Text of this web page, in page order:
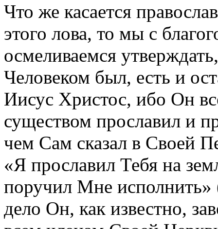
Что же касается
этого лова, то мы с
осмеливаемся
Человеком был, есть и
Иисус Христос, ибо Он
существом прославил и
чем Сам сказал в Своей
«Я прославил Тебя на
поручил Мне
дело Он, как известно,